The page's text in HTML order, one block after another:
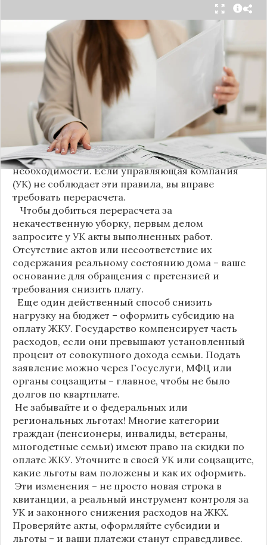
С 1 августа в квитанциях за жилищно-
коммунальные услуги введено важное
новшество. Как поясняет автор канала "ВЗО
ProДеньги", теперь уборка мест общего
пользования (МОП) выделена в отдельную
строку. Это дает жильцам четкое понимание, за
что именно они платят.
Новые нормы строго регламентируют частоту
уборки: мытье полов и лестниц должно
проводиться несколько раз в неделю, удаление
пыли – еженедельно, а уборка снега – по мере
необходимости. Если управляющая компания
(УК) не соблюдает эти правила, вы вправе
требовать перерасчета.
Чтобы добиться перерасчета за
некачественную уборку, первым делом
запросите у УК акты выполненных работ.
Отсутствие актов или несоответствие их
содержания реальному состоянию дома – ваше
основание для обращения с претензией и
требования снизить плату.
Еще один действенный способ снизить
нагрузку на бюджет – оформить субсидию на
оплату ЖКУ. Государство компенсирует часть
расходов, если они превышают установленный
процент от совокупного дохода семьи. Подать
заявление можно через Госуслуги, МФЦ или
органы соцзащиты – главное, чтобы не было
долгов по квартплате.
Не забывайте и о федеральных или
региональных льготах! Многие категории
граждан (пенсионеры, инвалиды, ветераны,
многодетные семьи) имеют право на скидки по
оплате ЖКУ. Уточните в своей УК или соцзащите,
какие льготы вам положены и как их оформить.
Эти изменения – не просто новая строка в
квитанции, а реальный инструмент контроля за
УК и законного снижения расходов на ЖКХ.
Проверяйте акты, оформляйте субсидии и
льготы – и ваши платежи станут справедливее.